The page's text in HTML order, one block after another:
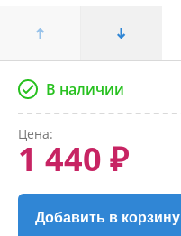
В наличии
Цена:
1 440 ₽
Добавить в корзину